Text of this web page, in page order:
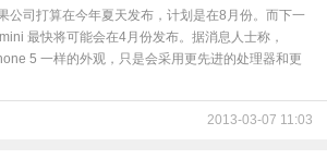
公司打算在今年夏天发布，计划是在8月份。而下一
最快将可能会在4月份发布。据消息人士称，
5 一样的外观，只是会采用更先进的处理器和更
2013-03-07 11:03